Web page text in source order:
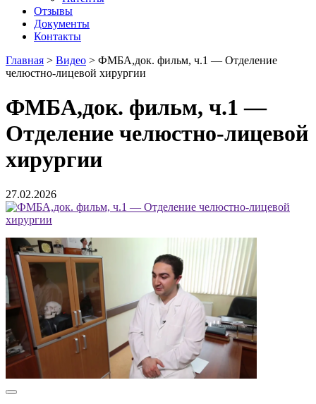
Отзывы
Документы
Контакты
Главная > Видео > ФМБА,док. фильм, ч.1 — Отделение
челюстно-лицевой хирургии
ФМБА,док. фильм, ч.1 —
Отделение челюстно-лицевой
хирургии
27.02.2026